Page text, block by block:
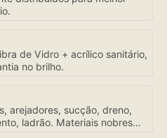
de Vidro + acrílico sanitário,
no brilho.
arejadores, sucção, dreno,
ladrão. Materiais nobres